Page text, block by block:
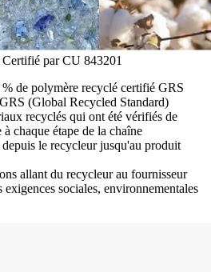
par CU 843201
de polymère recyclé certifié GRS
(Global Recycled Standard)
recyclés qui ont été vérifiés de
chaque étape de la chaîne
le recycleur jusqu'au produit
allant du recycleur au fournisseur
sociales, environnementales